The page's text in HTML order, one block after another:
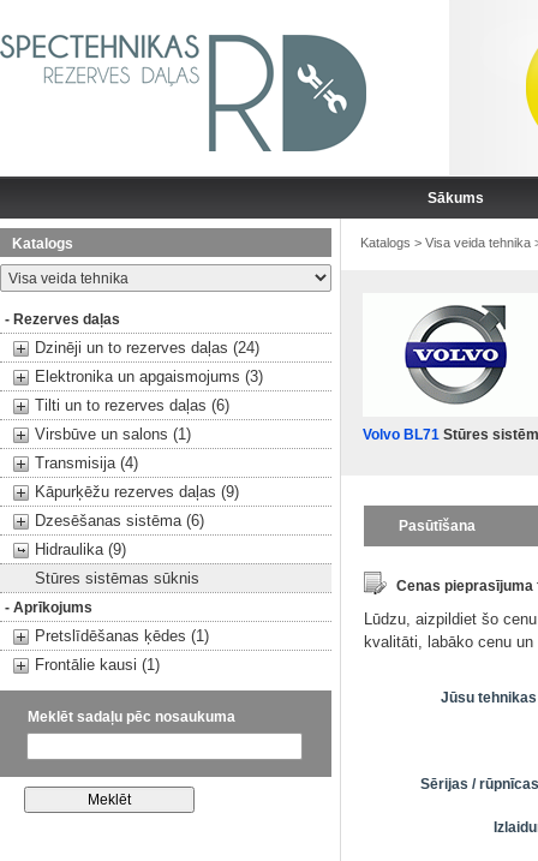
Sākums
Katalogs
- Rezerves daļas
Dzinēji un to rezerves daļas (24)
Elektronika un apgaismojums (3)
Tilti un to rezerves daļas (6)
Virsbūve un salons (1)
Transmisija (4)
Kāpurķēžu rezerves daļas (9)
Dzesēšanas sistēma (6)
Hidraulika (9)
Stūres sistēmas sūknis
- Aprīkojums
Pretslīdēšanas ķēdes (1)
Frontālie kausi (1)
Meklēt sadaļu pēc nosaukuma
Katalogs > Visa veida tehnika
Volvo BL71 Stūres
Pasūtīšana
Cenas pieprasījuma
Lūdzu, aizpildiet šo
kvalitāti, labāko cenu
Jūsu
Sērijas /